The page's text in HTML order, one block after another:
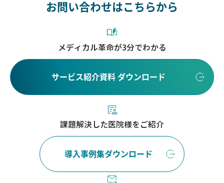
お問い合わせはこちらから
メディカル革命が3分でわかる
サービス紹介資料 ダウンロード
課題解決した医院様をご紹介
導入事例集ダウンロード